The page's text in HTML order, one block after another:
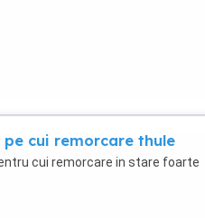
cui remorcare thule
cui remorcare in stare foarte